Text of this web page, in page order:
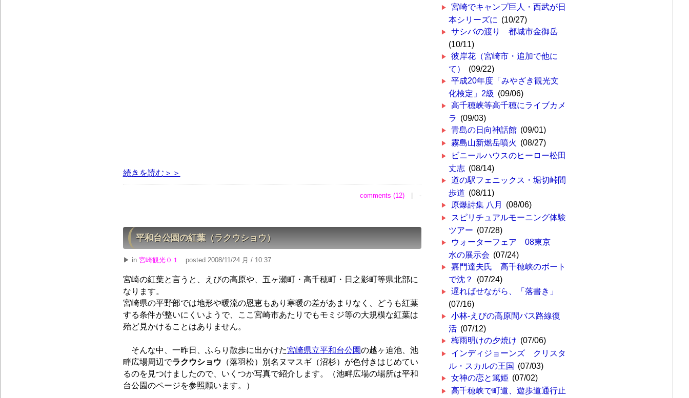
続きを読む＞＞
comments (12) | -
平和台公園の紅葉（ラクウショウ）
▶ in 宮崎観光０１ posted 2008/11/24 月 / 10:37
宮崎の紅葉と言うと、えびの高原や、五ヶ瀬町・高千穂町・日之影町等県北部に
なります。
宮崎県の平野部では地形や暖流の恩恵もあり寒暖の差があまりなく、どうも紅葉
する条件が整いにくいようで、ここ宮崎市あたりでもモミジ等の大規模な紅葉は
殆ど見かけることはありません。
そんな中、一昨日、ふらり散歩に出かけた宮崎県立平和台公園の越ヶ迫池、池
畔広場周辺でラクウショウ （落羽松）別名ヌマスギ（沼杉）が色付きはじめてい
るのを見つけましたので、いくつか写真で紹介します。（池畔広場の場所は平和
台公園のページを参照願います。）
宮崎でキャンプ巨人・西武が日
本シリーズに (10/27)
サシバの渡り 都城市金御岳
(10/11)
彼岸花（宮崎市・追加で他に
て）
(09/22)
平成20年度「みやざき観光文
化検定」2級 (09/06)
高千穂峡等高千穂にライブカメ
ラ (09/03)
青島の日向神話館 (09/01)
霧島山新燃岳噴火 (08/27)
ビニールハウスのヒーロー松田
丈志 (08/14)
道の駅フェニックス・堀切峠間
歩道 (08/11)
原爆詩集 八月
(08/06)
スピリチュアルモーニング体験
ツアー (07/28)
ウォーターフェア 08東京
水の展示会 (07/24)
嘉門達夫氏 高千穂峡のボート
で沈？
(07/24)
遅ればせながら、「落書き」
(07/16)
小林-えびの高原間バス路線復
活 (07/12)
梅雨明けの夕焼け (07/06)
インディジョーンズ クリスタ
ル・スカルの王国 (07/03)
女神の恋と篤姫 (07/02)
高千穂峡で町道、遊歩道通行止